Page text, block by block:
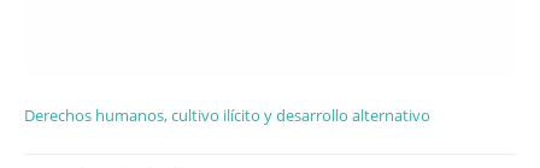
Derechos humanos, cultivo ilícito y desarrollo alternativo